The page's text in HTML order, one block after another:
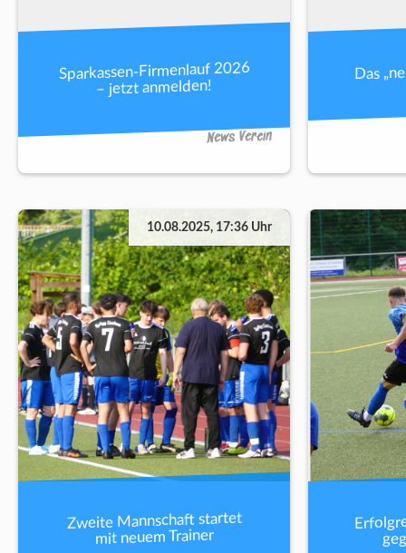
Sparkassen-Firmenlauf 2026
– jetzt anmelden!
News Verein
Das
10.08.2025, 17:36 Uhr
Zweite Mannschaft startet
mit neuem Trainer